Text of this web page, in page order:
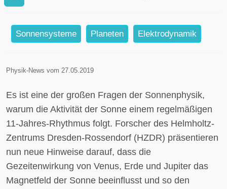
Sonnensysteme Planeten Elektrodynamik
Physik-News vom 27.05.2019
Es ist eine der großen Fragen der Sonnenphysik,
warum die Aktivität der Sonne einem regelmäßigen
11-Jahres-Rhythmus folgt. Forscher des Helmholtz-
Zentrums Dresden-Rossendorf (HZDR) präsentieren
nun neue Hinweise darauf, dass die
Gezeitenwirkung von Venus, Erde und Jupiter das
Magnetfeld der Sonne beeinflusst und so den